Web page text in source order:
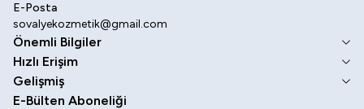
E-Posta
sovalyekozmetik@gmail.com
Önemli Bilgiler
Hızlı Erişim
Gelişmiş
E-Bülten Aboneliği